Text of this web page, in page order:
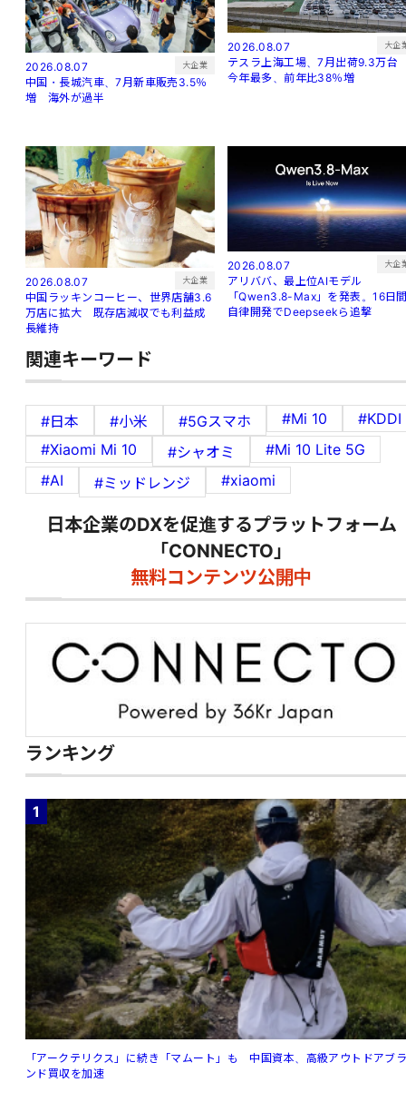
2026.08.07 大企業
中国・長城汽車、7月新車販売3.5％
増 海外が過半
2026.08.07 大企
テスラ上海工場、7月出荷9.3万
今年最多、前年比38％増
2026.08.07 大企業
中国ラッキンコーヒー、世界店舗3.6
万店に拡大 既存店減収でも利益成
長維持
2026.08.07 大企
アリババ、最上位AIモデル
「Qwen3.8-Max」を発表。16日
自律開発でDeepseekら追撃
関連キーワード
#日本 #小米 #5Gスマホ #Mi 10
#KDDI
#Xiaomi Mi 10
#シャオミ
#Mi 10 Lite 5G
#AI
#ミッドレンジ #xiaomi
日本企業のDXを促進するプラットフォーム
「CONNECTO」
無料コンテンツ公開中
ランキング
1
「アークテリクス」に続き「マムート」も 中国資本、高級アウトドアブ
ンド買収を加速